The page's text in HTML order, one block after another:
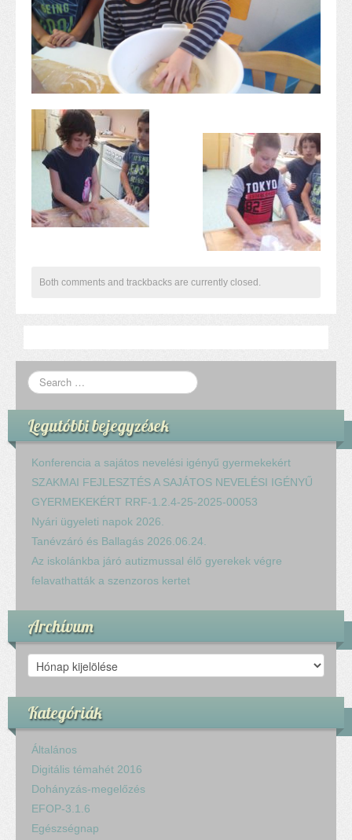
Alapítvány
Pedagógiai szakmai ellenőrzés
Gyermek- és ifjúságvédelem
Étlap
Projektjeink
Digitális témahét 2016
EFOP-3.1.6
Közlekedés biztonsági pályázat
TÁMOP 2.2.7.A-13/1
TÁMOP-3.1.4-12/2
Projektbeszámolók
Egészségnap
Komplex közlekedés Baleset megelőzés
Komplex közlekedés Egészségfejlesztés
Nyelvi vetélkedő
Hagyománnyá tehető iskolai rendezvény
TÁMOP-3.1.6-11/2
TÁMOP-3.3.15.
TIOP-1.1.1-12/1
Kutyaterápia
RRF-1.2.4-25-2025-00053
Ökoiskola
Elérhetőségek
Fogadóóra
Állásajánlatok
Both comments and trackbacks are currently closed.
Legutóbbi bejegyzések
Konferencia a sajátos nevelési igényű gyermekekért
SZAKMAI FEJLESZTÉS A SAJÁTOS NEVELÉSI IGÉNYŰ
GYERMEKEKÉRT RRF-1.2.4-25-2025-00053
Nyári ügyeleti napok 2026.
Tanévzáró és Ballagás 2026.06.24.
Az iskolánkba járó autizmussal élő gyerekek végre
felavathatták a szenzoros kertet
Archívum
Archívum
Kategóriák
Általános
Digitális témahét 2016
Dohányzás-megelőzés
EFOP-3.1.6
Egészségnap